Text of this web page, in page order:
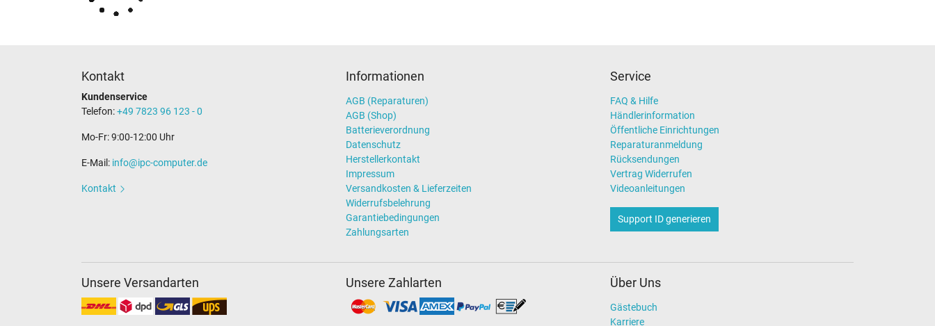
Kontakt
Kundenservice
Telefon:+49 7823 96 123 - 0
Mo-Fr: 9:00-12:00 Uhr
E-Mail: info@ipc-computer.de
Kontakt
Informationen
AGB (Reparaturen)
AGB (Shop)
Batterieverordnung
Datenschutz
Herstellerkontakt
Impressum
Versandkosten & Lieferzeiten
Widerrufsbelehrung
Garantiebedingungen
Zahlungsarten
Service
FAQ & Hilfe
Händlerinformation
Öffentliche Einrichtungen
Reparaturanmeldung
Rücksendungen
Vertrag Widerrufen
Videoanleitungen
Support ID generieren
Über Uns
Gästebuch
Karriere
Unsere Versandarten Unsere Zahlarten